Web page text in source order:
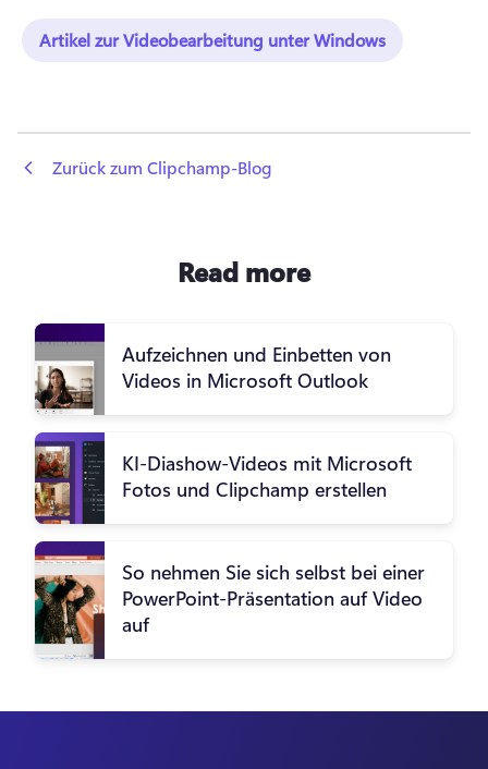
Artikel zur Videobearbeitung unter Windows
Zurück zum Clipchamp-Blog
Read more
Aufzeichnen und Einbetten von
Videos in Microsoft Outlook
KI-Diashow-Videos mit Microsoft
Fotos und Clipchamp erstellen
So nehmen Sie sich selbst bei einer
PowerPoint-Präsentation auf Video
auf